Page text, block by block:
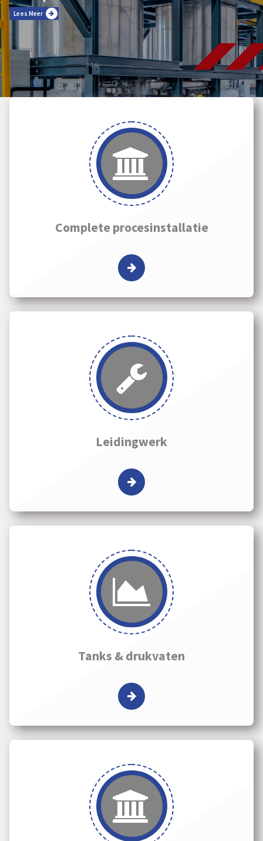
Lees Meer
Complete procesinstallatie
Leidingwerk
Tanks & drukvaten